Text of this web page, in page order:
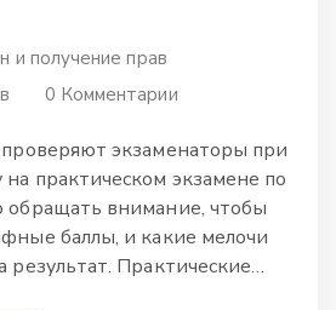
и получение прав
0 Комментарии
проверяют экзаменаторы при
практическом экзамене по
внимание, чтобы
баллы, и какие мелочи
результат. Практические